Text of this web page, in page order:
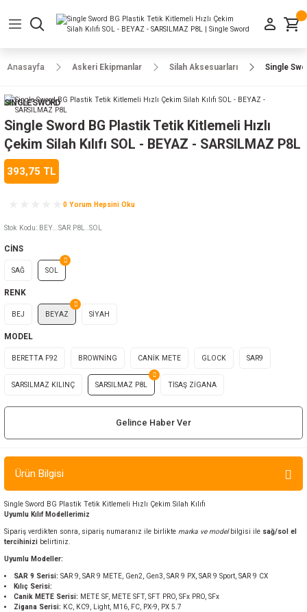
Geri Dön
Geri Dön
ve Çorap
Geri Dön
Geri Dön
Geri Dön
Geri Dön
Geri Dön
Anasayfa Askeri Ekipmanlar Silah Aksesuarları Single
SINGLE SWORD
Single Sword BG Plastik Tetik Kitlemeli Hızlı
Çekim Silah Kılıfı SOL - BEYAZ - SARSILMAZ P8L
393,75 TL
0 Yorum Hepsini Oku
Stok Kodu: .BEY...SAR P8L..SOL
CİNS
SAĞ SOL
RENK
BEJ BEYAZ SİYAH
MODEL
BERETTA F92 BROWNİNG CANİK METE GLOCK SAR9
SARSILMAZ KILINÇ SARSILMAZ P8L TİSAŞ ZİGANA
Gelince Haber Ver
Ürün Bilgisi
Single Sword BG Plastik Tetik Kitlemeli Hızlı Çekim Silah Kılıfı
Uyumlu Kılıf Modellerimiz
Sipariş verdikten sonra, sipariş numaranız ile birlikte marka ve modelbilgisi ile sağ/sol el
tercihinizi belirtiniz.
Uyumlu Modeller:
SAR 9 Serisi: SAR 9, SAR 9 METE, Gen2, Gen3, SAR 9 PX, SAR 9 Sport, SAR 9 CX
Kılıç Serisi:
Canik METE Serisi: METE SF, METE SFT, SFT PRO, SFx PRO, SFx
Zigana Serisi: KC, KC9, Light, M16, FC, PX-9, PX 5.7